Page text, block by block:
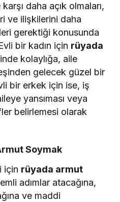
daha açık olmaları,
ve ilişkilerini daha
gerektiği konusunda
bir kadın için rüyada
kolaylığa, aile
gelecek güzel bir
bir erkek için ise, iş
yansıması veya
belirlemesi olarak
Soymak
için rüyada armut
adımlar atacağına,
ve maddi